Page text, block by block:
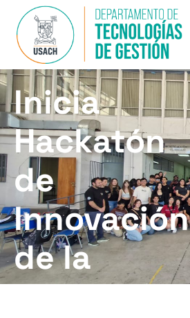
Inicia
Hackatón
de
Innovación
de la
Academia